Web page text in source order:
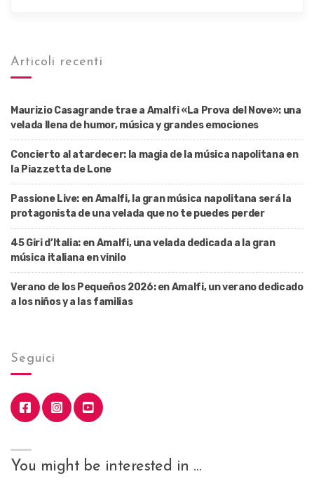
Articoli recenti
Maurizio Casagrande trae a Amalfi «La Prova del Nove»: una
velada llena de humor, música y grandes emociones
Concierto al atardecer: la magia de la música napolitana en
la Piazzetta de Lone
Passione Live: en Amalfi, la gran música napolitana será la
protagonista de una velada que no te puedes perder
45 Giri d’Italia: en Amalfi, una velada dedicada a la gran
música italiana en vinilo
Verano de los Pequeños 2026: en Amalfi, un verano dedicado
a los niños y a las familias
Seguici
You might be interested in …